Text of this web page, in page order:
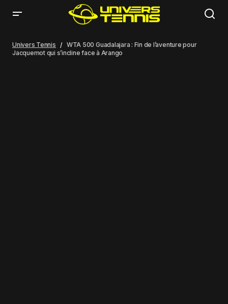
face à Arango
Univers Tennis
WTA 500 Guadalajara : Fin de l’aventure pour
Jacquemot qui s’incline face à Arango